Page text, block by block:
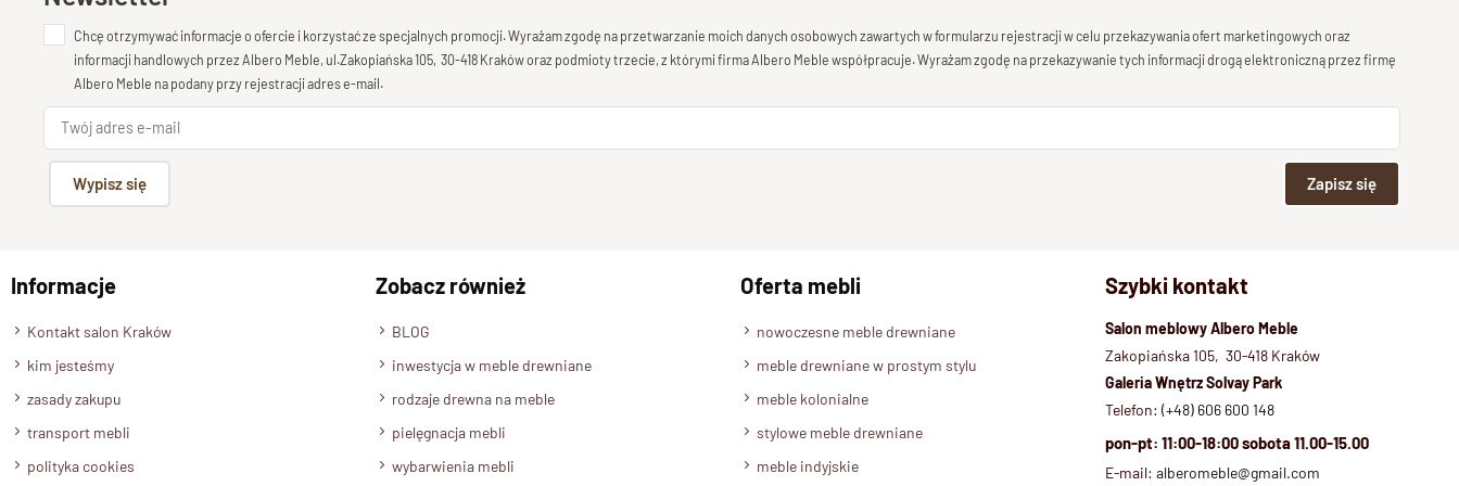
Chcę otrzymywać informacje o ofercie i korzystać ze specjalnych promocji. Wyrażam zgodę na przetwarzanie moich danych osobowych zawartych w formularzu rejestracji w celu przekazywania ofert marketingowych oraz
informacji handlowych przez Albero Meble, ul.Zakopiańska 105, 30-418 Kraków oraz podmioty trzecie, z którymi firma Albero Meble współpracuje. Wyrażam zgodę na przekazywanie tych informacji drogą elektroniczną przez firmę
Albero Meble na podany przy rejestracji adres e-mail.
Wypisz się Zapisz się
Informacje
Kontakt salon Kraków
kim jesteśmy
zasady zakupu
transport mebli
polityka cookies
Zobacz również
BLOG
inwestycja w meble drewniane
rodzaje drewna na meble
pielęgnacja mebli
wybarwienia mebli
Oferta mebli
nowoczesne meble drewniane
meble drewniane w prostym stylu
meble kolonialne
stylowe meble drewniane
meble indyjskie
Szybki kontakt
Salon meblowy Albero Meble
Zakopiańska 105, 30-418 Kraków
Galeria Wnętrz Solvay Park
Telefon: (+48) 606 600 148
pon-pt: 11:00-18:00 sobota 11.00-15.00
E-mail: alberomeble@gmail.com